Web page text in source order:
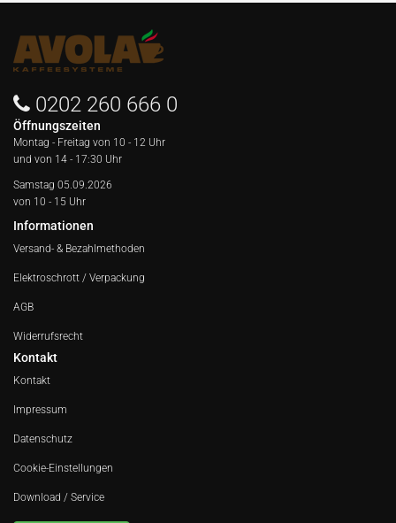
0202 260 666 0
Öffnungszeiten
Montag - Freitag von 10 - 12 Uhr
und von 14 - 17:30 Uhr
Samstag 05.09.2026
von 10 - 15 Uhr
Informationen
Versand- & Bezahlmethoden
Elektroschrott / Verpackung
AGB
Widerrufsrecht
Kontakt
Kontakt
Impressum
Datenschutz
Cookie-Einstellungen
Download / Service